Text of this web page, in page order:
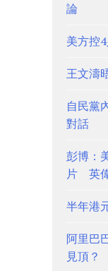
論
美方控
王文濤
自民黨
對話
彭博：
片 英
半年港
阿里巴
見頂？